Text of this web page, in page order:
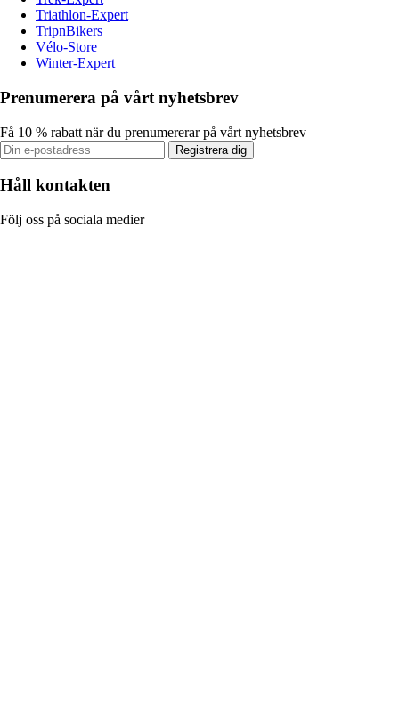
Triathlon-Expert
TripnBikers
Vélo-Store
Winter-Expert
Prenumerera på vårt nyhetsbrev
Få 10 % rabatt när du prenumererar på vårt nyhetsbrev
Registrera dig
Håll kontakten
Följ oss på sociala medier